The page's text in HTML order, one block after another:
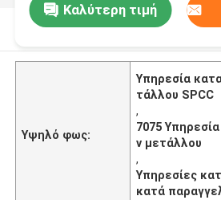
Καλύτερη τιμή
Περιγραφή προϊόντων
Υψηλό φως:
Υπηρεσία
τάλλου SPCC
,
7075
ν μετάλλου
,
Υπηρεσίες
κατά